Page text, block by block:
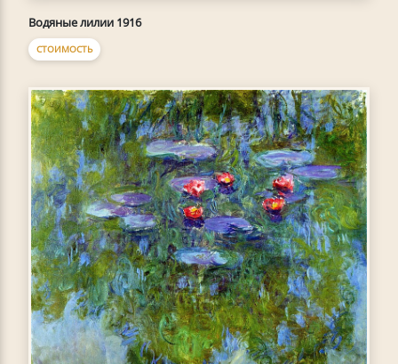
Водяные лилии 1916
СТОИМОСТЬ